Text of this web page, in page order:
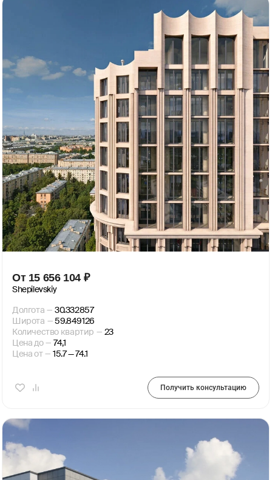
От 15 656 104 ₽
Shepilevskiy
Долгота — 30.332857
Широта — 59.849126
Количество квартир — 23
Цена до — 74,1
Цена от — 15.7 — 74.1
Получить консультацию